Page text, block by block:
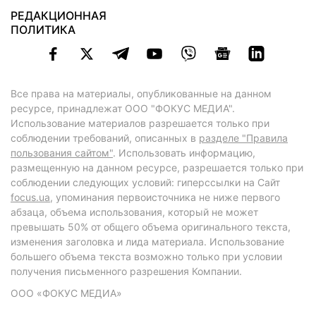
РЕДАКЦИОННАЯ
ПОЛИТИКА
Все права на материалы, опубликованные на данном
ресурсе, принадлежат ООО "ФОКУС МЕДИА".
Использование материалов разрешается только при
соблюдении требований, описанных в разделе "Правила
пользования сайтом". Использовать информацию,
размещенную на данном ресурсе, разрешается только при
соблюдении следующих условий: гиперссылки на Сайт
focus.ua, упоминания первоисточника не ниже первого
абзаца, объема использования, который не может
превышать 50% от общего объема оригинального текста,
изменения заголовка и лида материала. Использование
большего объема текста возможно только при условии
получения письменного разрешения Компании.
ООО «ФОКУС МЕДИА»